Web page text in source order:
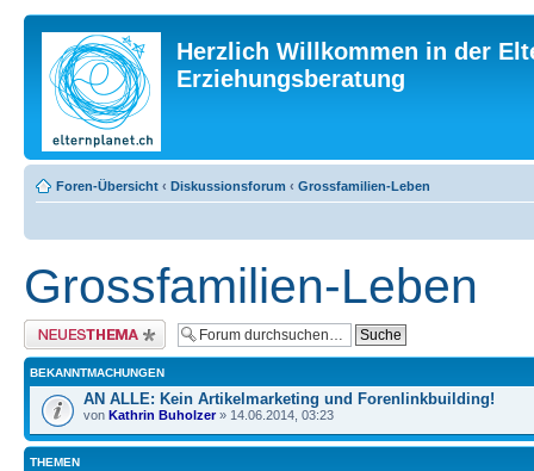
Herzlich Willkommen in der
Erziehungsberatung
Foren-Übersicht ‹ Diskussionsforum ‹ Grossfamilien-Leben
Grossfamilien-Leben
Neues Thema erstellen
BEKANNTMACHUNGEN
AN ALLE: Kein Artikelmarketing und Forenlinkbuilding!
von Kathrin Buholzer» 14.06.2014, 03:23
THEMEN